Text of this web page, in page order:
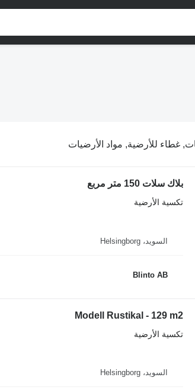
غطاء للأرضية, مواد الأرضيات
بلاك سلات 150 متر مربع
تكسية الأرضية
السويد، Helsingborg
Blinto AB
Modell Rustikal - 129 m2
تكسية الأرضية
السويد، Helsingborg